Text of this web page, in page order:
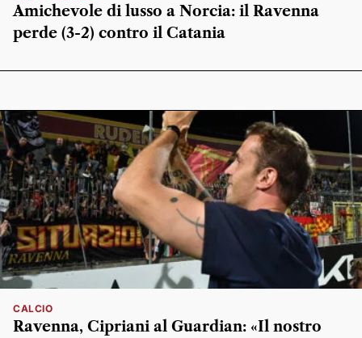
Amichevole di lusso a Norcia: il Ravenna
perde (3-2) contro il Catania
CALCIO
Ravenna, Cipriani al Guardian: «Il nostro